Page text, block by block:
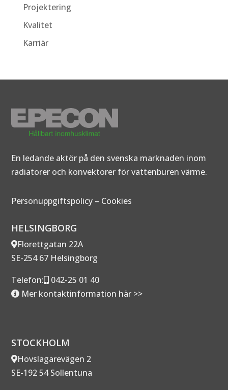
Projektering
Kvalitet
Karriär
En ledande aktör på den svenska marknaden inom
radiatorer och konvektorer för vattenburen värme.
Personuppgiftspolicy – Cookies
HELSINGBORG
Florettgatan 22A
SE-254 67 Helsingborg
Telefon:
042-25 01 40
Mer kontaktinformation här >>
STOCKHOLM
Hovslagarevägen 2
SE-192 54 Sollentuna